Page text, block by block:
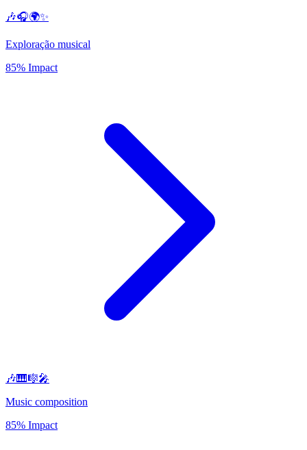
🎶🎧🌍✨
Exploração musical
85% Impact
🎶🎹🎼🎤
Music composition
85% Impact